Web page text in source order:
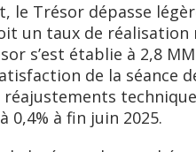
le Trésor dépasse
un taux de réalisation
s’est établie à 2,8
de la séance
0,4% à fin juin 2025.